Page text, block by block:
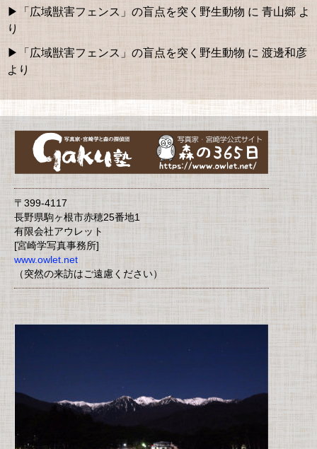
「広域獣害フェンス」の盲点を突く野生動物 に 青山郷 よ
り
「広域獣害フェンス」の盲点を突く野生動物 に 渡邊和彦
より
〒399-4117
長野県駒ヶ根市赤穂25番地1
有限会社アウレット
[宮崎学写真事務所]
www.owlet.net
（突然の来訪はご遠慮ください）